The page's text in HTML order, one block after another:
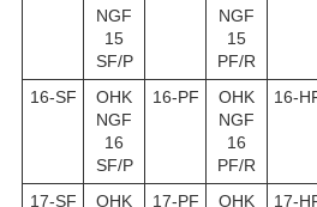
NGF
15
SF/P
NGF
15
PF/R
16-SF
OHK
NGF
16
SF/P
16-PF
OHK
NGF
16
PF/R
16-
17-SF
OHK
17-PF
OHK
17-